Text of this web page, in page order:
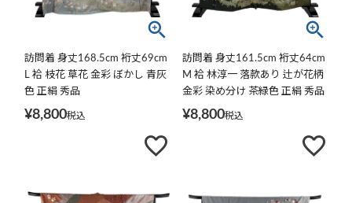
訪問着 身丈168.5cm 裄丈69cm
L 袷 枝花 草花 金彩 ぼかし 青灰
色 正絹 秀品
¥8,800税込
訪問着 身丈161.5cm 裄丈64cm
M 袷 林淳一 落款あり 辻が花柄
金彩 染め分け 茶緑色 正絹 秀品
¥8,800税込